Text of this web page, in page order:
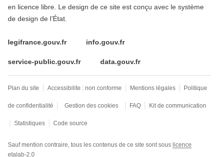
en licence libre. Le design de ce site est conçu avec le système
de design de l’État.
legifrance.gouv.fr info.gouv.fr
service-public.gouv.fr data.gouv.fr
Plan du site Accessibilite : non conforme Mentions légales Politique
de confidentialité Gestion des cookies FAQ Kit de communication
Statistiques Code source
Sauf mention contraire, tous les contenus de ce site sont sous licence
etalab-2.0